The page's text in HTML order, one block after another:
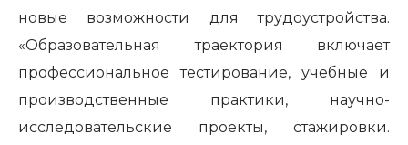
новые возможности для трудоустройства.
«Образовательная траектория включает
профессиональное тестирование, учебные и
производственные практики, научно-
исследовательские проекты, стажировки.